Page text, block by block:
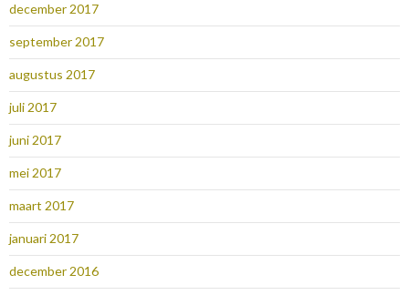
december 2017
september 2017
augustus 2017
juli 2017
juni 2017
mei 2017
maart 2017
januari 2017
december 2016